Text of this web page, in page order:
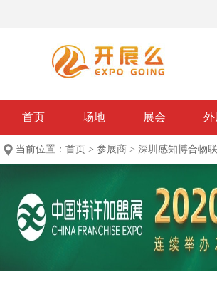
首页 场地 展会 外
当前位置： 首页 > 参展商 > 深圳感知博合物